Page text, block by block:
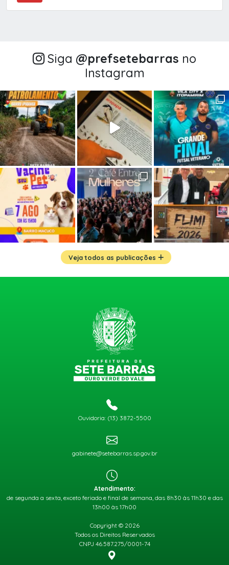
Siga @‌prefsetebarras no
Instagram
Veja todos as publicações
Ouvidoria: (13) 3872-5500
gabinete@setebarras.sp.gov.br
Atendimento:
de segunda a sexta, exceto feriado e final de semana, das 8h30 às 11h30 e das
13h00 às 17h00
Copyright © 2026
Todos os Direitos Reservados
CNPJ 46.587.275/0001-74